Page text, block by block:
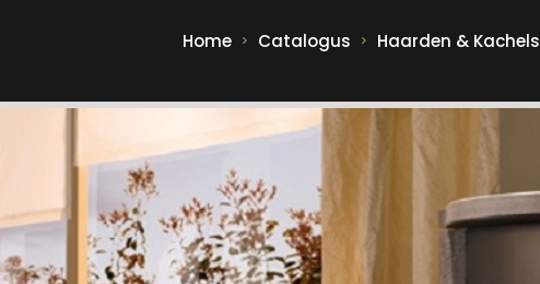
Home Catalogus Haarden & Kachels